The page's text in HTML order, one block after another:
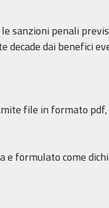
sanzioni penali
decade dai benefici
file in formato pdf,
formulato come